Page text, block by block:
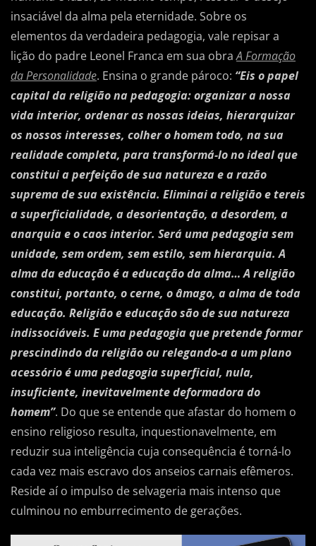
insaciável da alma pela eternidade. Sobre os
elementos da verdadeira pedagogia, vale repisar a
lição do padre Leonel Franca em sua obraA Formação
da Personalidade. Ensina o grande pároco: “Eis o papel
capital da religião na pedagogia: organizar a nossa
vida interior, ordenar as nossas ideias, hierarquizar
os nossos interesses, colher o homem todo, na sua
realidade completa, para transformá-lo no ideal que
constitui a perfeição de sua natureza e a razão
suprema de sua existência. Eliminai a religião e tereis
a superficialidade, a desorientação, a desordem, a
anarquia e o caos interior. Será uma pedagogia sem
unidade, sem ordem, sem estilo, sem hierarquia. A
alma da educação é a educação da alma… A religião
constitui, portanto, o cerne, o âmago, a alma de toda
educação. Religião e educação são de sua natureza
indissociáveis. E uma pedagogia que pretende formar
prescindindo da religião ou relegando-a a um plano
acessório é uma pedagogia superficial, nula,
insuficiente, inevitavelmente deformadora do
homem”. Do que se entende que afastar do homem o
ensino religioso resulta, inquestionavelmente, em
reduzir sua inteligência cuja consequência é torná-lo
cada vez mais escravo dos anseios carnais efêmeros.
Reside aí o impulso de selvageria mais intenso que
culminou no emburrecimento de gerações.